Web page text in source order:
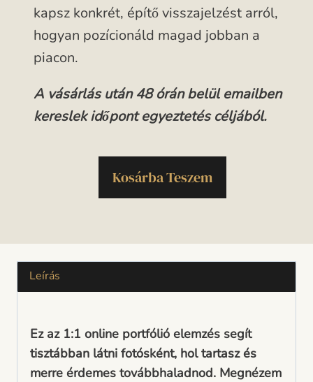
kapsz konkrét, építő visszajelzést arról,
hogyan pozícionáld magad jobban a
piacon.
A vásárlás után 48 órán belül emailben
kereslek időpont egyeztetés céljából.
Kosárba Teszem
Leírás
Ez az 1:1 online portfólió elemzés segít
tisztábban látni fotósként, hol tartasz és
merre érdemes továbbhaladnod. Megnézem